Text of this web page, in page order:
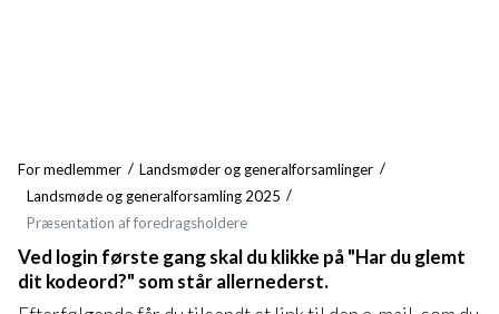
For medlemmer
Landsmøder og generalforsamlinger
Landsmøde og generalforsamling 2025
Præsentation af foredragsholdere
Ved login første gang skal du klikke på "Har du glemt
dit kodeord?" som står allernederst.